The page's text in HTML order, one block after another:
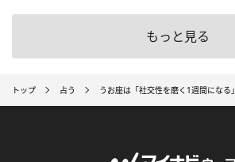
もっと見る
トップ 占う うお座は「社交性を磨く1週間になる」